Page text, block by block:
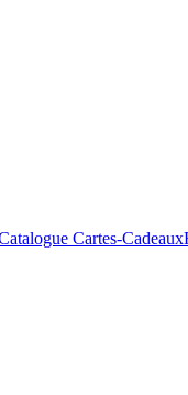
Cartes-Cadeaux